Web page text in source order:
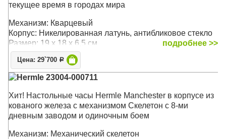
текущее время в городах мира
Механизм: Кварцевый
Корпус: Никелированная латунь, антибликовое стекло
Размер: 19 х 18 х 6,5 см
подробнее >>
Цена: 29`700 Р
Hermle 23004-000711
Хит! Настольные часы Hermle Manchester в корпусе из
кованого железа с механизмом Скелетон с 8-ми
дневным заводом и одиночным боем
Механизм: Механический скелетон